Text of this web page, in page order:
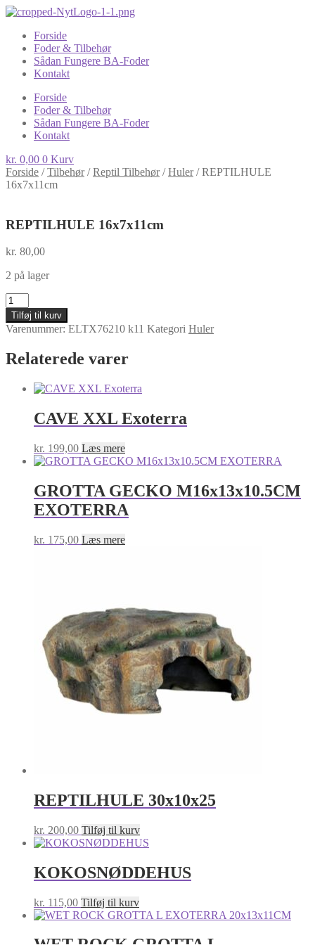
Forside
Foder & Tilbehør
Sådan Fungere BA-Foder
Kontakt
Forside
Foder & Tilbehør
Sådan Fungere BA-Foder
Kontakt
kr. 0,00 0 Kurv
Forside /Tilbehør/Reptil Tilbehør/Huler/REPTILHULE
16x7x11cm
REPTILHULE 16x7x11cm
kr. 80,00
2 på lager
REPTILHULE
16x7x11cm
antal
Tilføj til kurv
Varenummer: ELTX76210 k11 Kategori Huler
Relaterede varer
CAVE XXL Exoterra
kr. 199,00 Læs mere
GROTTA GECKO M16x13x10.5CM
EXOTERRA
kr. 175,00 Læs mere
REPTILHULE 30x10x25
kr. 200,00 Tilføj til kurv
KOKOSNØDDEHUS
kr. 115,00 Tilføj til kurv